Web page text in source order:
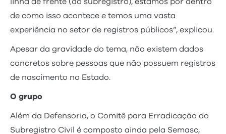
de como isso acontece e temos uma vasta
experiência no setor de registros públicos”, explicou.
Apesar da gravidade do tema, não existem dados
concretos sobre pessoas que não possuem registros
de nascimento no Estado.
O grupo
Além da Defensoria, o Comitê para Erradicação do
Subregistro Civil é composto ainda pela Semasc,